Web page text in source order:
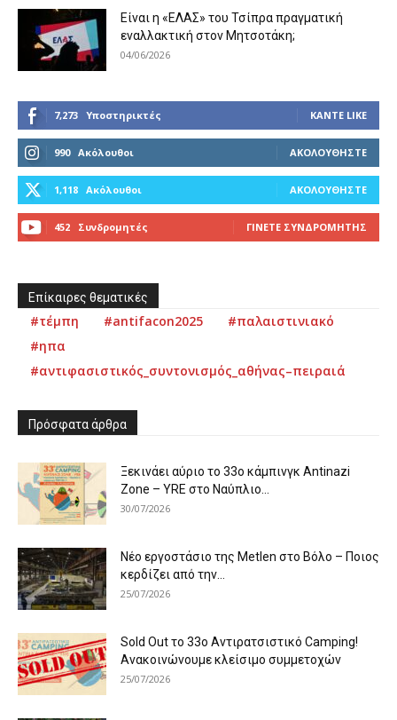
Είναι η «ΕΛΑΣ» του Τσίπρα πραγματική
εναλλακτική στον Μητσοτάκη;
04/06/2026
7,273 Υποστηρικτές ΚΆΝΤΕ LIKE
990 Ακόλουθοι ΑΚΟΛΟΥΘΉΣΤΕ
1,118 Ακόλουθοι ΑΚΟΛΟΥΘΉΣΤΕ
452 Συνδρομητές ΓΊΝΕΤΕ ΣΥΝΔΡΟΜΗΤΉΣ
Επίκαιρες θεματικές
#τέμπη #antifacon2025
#παλαιστινιακό
#ηπα
#αντιφασιστικός_συντονισμός_αθήνας–πειραιά
Πρόσφατα άρθρα
Ξεκινάει αύριο το 33ο κάμπινγκ Antinazi
Zone – YRE στο Ναύπλιο...
30/07/2026
Νέο εργοστάσιο της Metlen στο Βόλο – Ποιος
κερδίζει από την...
25/07/2026
Sold Out το 33ο Αντιρατσιστικό Camping!
Ανακοινώνουμε κλείσιμο συμμετοχών
25/07/2026